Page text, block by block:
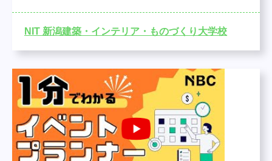
NIT 新潟建築・インテリア・ものづくり大学校